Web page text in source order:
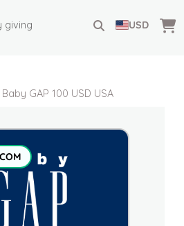
giving USD
GAP 100 USD USA